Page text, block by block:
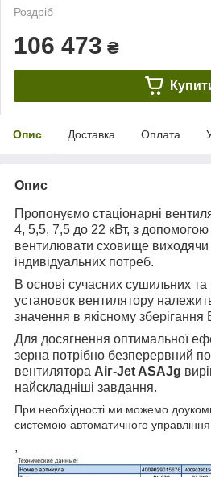
Роздріб
106 473 ₴
Опис Доставка Оплата
Опис
Пропонуємо стаціонарні
4, 5,5, 7,5 до 22 кВт, з
вентилювати сховище
індивідуальних потреб.
В основі сучасних сушильних та
установок вентилятору
значення в якісному
Для досягнення оптимальної
зерна потрібно безперервний
вентилятора Аіг-Jet ASAJg
найскладніші завдання.
При необхідності ми можемо
системою автоматичного управління
,